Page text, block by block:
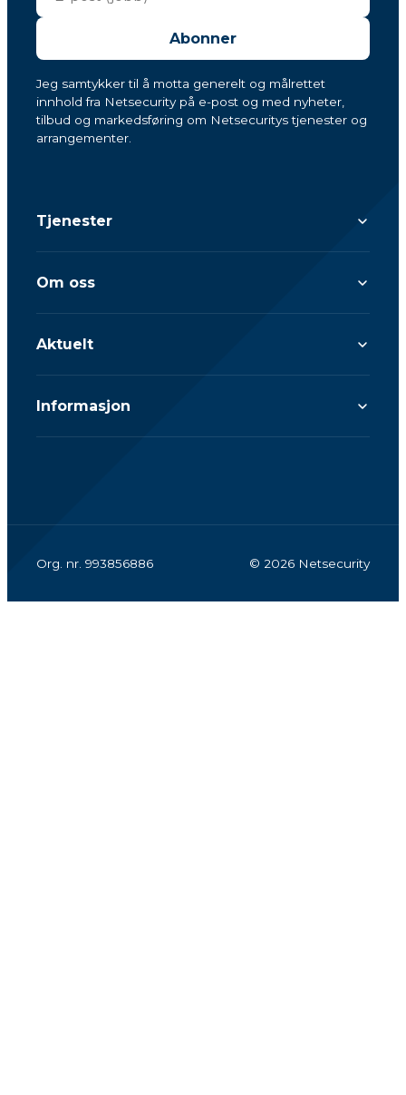
Abonner
Jeg samtykker til å motta generelt og målrettet
innhold fra Netsecurity på e-post og med nyheter,
tilbud og markedsføring om Netsecuritys tjenester og
arrangementer.
Tjenester
Om oss
Aktuelt
Informasjon
Org. nr. 993856886 © 2026 Netsecurity